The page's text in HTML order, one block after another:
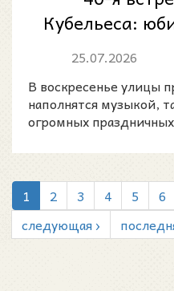
Кубельеса:
июля
25.07.2026
В воскресенье улицы
наполнятся музыкой,
огромных
1 2 3 4 5 6
следующая ›